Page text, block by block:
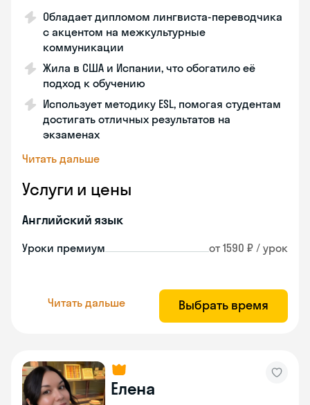
Обладает дипломом лингвиста-переводчика
с акцентом на межкультурные
коммуникации
Жила в США и Испании, что обогатило её
подход к обучению
Использует методику ESL, помогая студентам
достигать отличных результатов на
экзаменах
Читать дальше
Услуги и цены
Английский язык
Уроки премиум от 1590 ₽ / урок
Читать дальше Выбрать время
Елена